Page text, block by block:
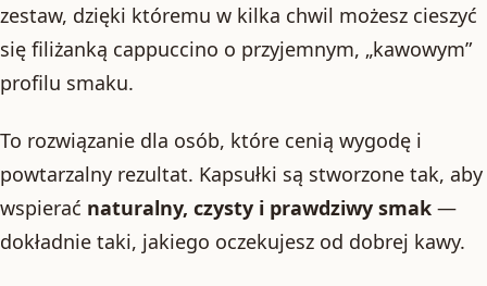
zestaw, dzięki któremu w kilka chwil możesz cieszyć
się filiżanką cappuccino o przyjemnym, „kawowym”
profilu smaku.
To rozwiązanie dla osób, które cenią wygodę i
powtarzalny rezultat. Kapsułki są stworzone tak, aby
wspierać naturalny, czysty i prawdziwy smak —
dokładnie taki, jakiego oczekujesz od dobrej kawy.